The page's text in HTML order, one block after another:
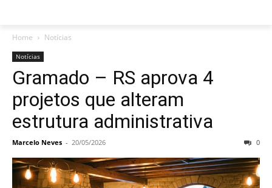
Home Notícias
Notícias
Gramado – RS aprova 4
projetos que alteram
estrutura administrativa
Marcelo Neves - 20/05/2026 0